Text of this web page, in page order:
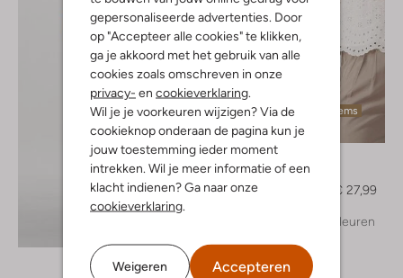
gepersonaliseerde advertenties. Door
op "Accepteer alle cookies" te klikken,
ga je akkoord met het gebruik van alle
cookies zoals omschreven in onze
privacy- en cookieverklaring.
Wil je je voorkeuren wijzigen? Via de
cookieknop onderaan de pagina kun je
jouw toestemming ieder moment
intrekken. Wil je meer informatie of een
klacht indienen? Ga naar onze
cookieverklaring.
Weigeren Accepteren
Laatste items
-60%
Blouse
€ 27,99
+ meer kleuren